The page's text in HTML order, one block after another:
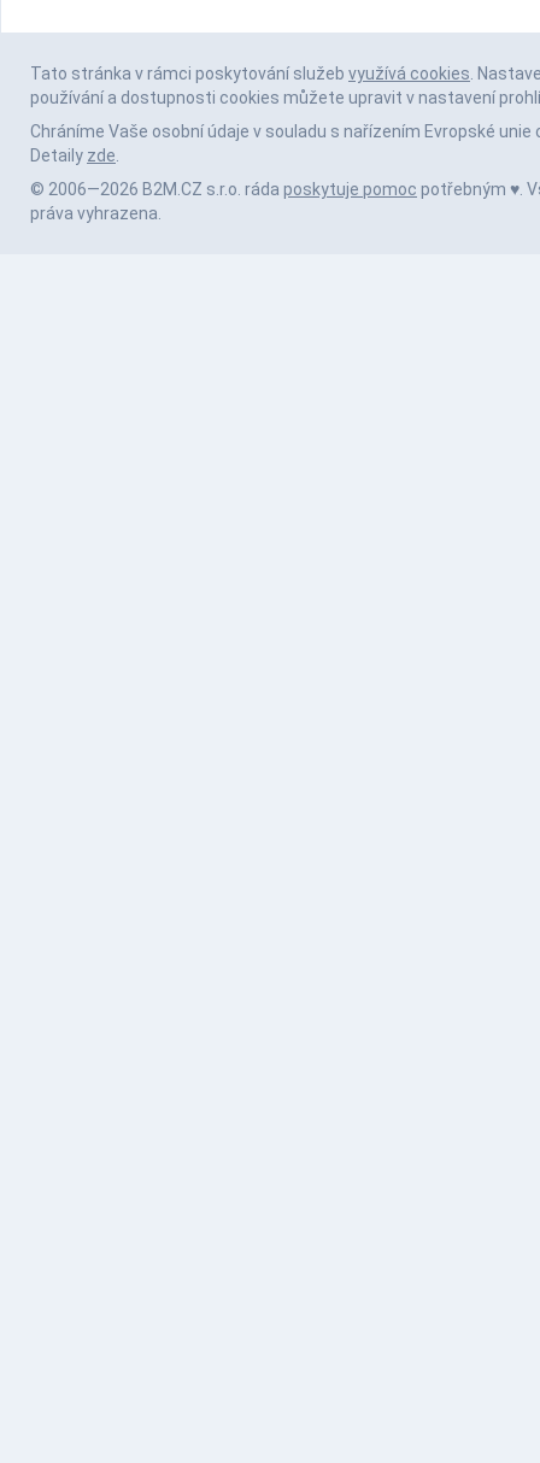
Tato stránka v rámci poskytování služeb využívá cookies.
používání a dostupnosti cookies můžete upravit v nastavení
Chráníme Vaše osobní údaje v souladu s nařízením Evropské unie
Detaily zde.
© 2006—2026 B2M.CZ s.r.o. ráda poskytuje pomoc potřebným ♥️.
práva vyhrazena.